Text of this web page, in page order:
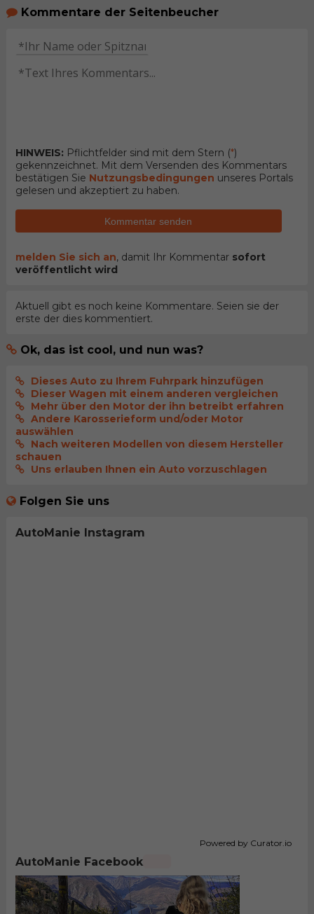
Kommentare der Seitenbeucher
HINWEIS: Pflichtfelder sind mit dem Stern (*)
gekennzeichnet. Mit dem Versenden des Kommentars
bestätigen Sie Nutzungsbedingungen unseres Portals
gelesen und akzeptiert zu haben.
Kommentar senden
melden Sie sich an, damit Ihr Kommentar sofort
veröffentlicht wird
Aktuell gibt es noch keine Kommentare. Seien sie der
erste der dies kommentiert.
Ok, das ist cool, und nun was?
Dieses Auto zu Ihrem Fuhrpark hinzufügen
Dieser Wagen mit einem anderen vergleichen
Mehr über den Motor der ihn betreibt erfahren
Andere Karosserieform und/oder Motor
auswählen
Nach weiteren Modellen von diesem Hersteller
schauen
Uns erlauben Ihnen ein Auto vorzuschlagen
Folgen Sie uns
AutoManie Instagram
Powered by Curator.io
AutoManie Facebook